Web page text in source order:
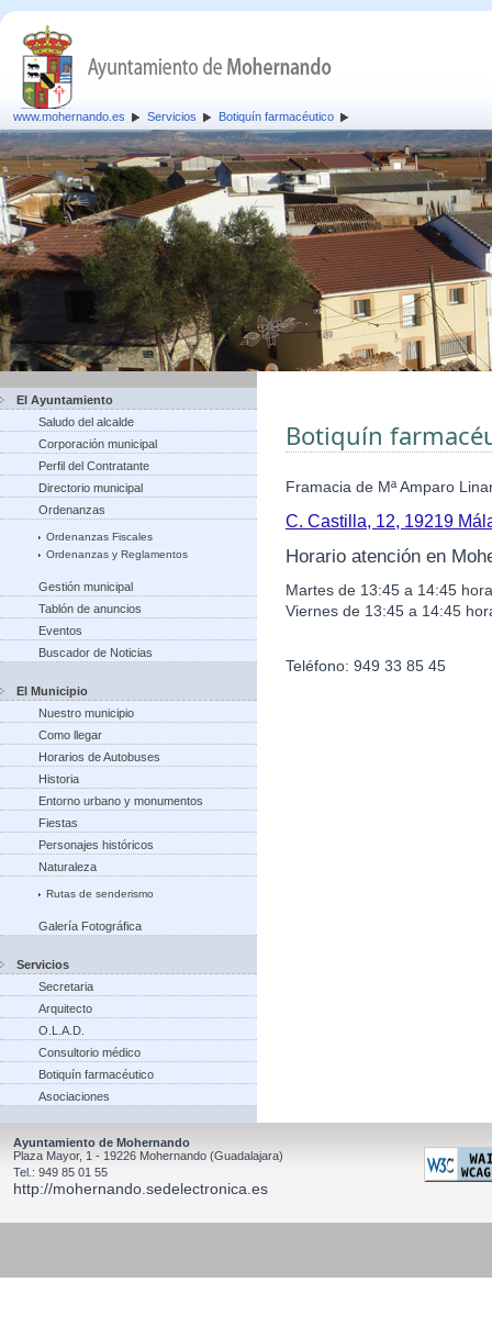
www.mohernando.es Servicios Botiquín farmacéutico
El Ayuntamiento
Saludo del alcalde
Corporación municipal
Perfil del Contratante
Directorio municipal
Ordenanzas
Ordenanzas Fiscales
Ordenanzas y Reglamentos
Gestión municipal
Tablón de anuncios
Eventos
Buscador de Noticias
El Municipio
Nuestro municipio
Como llegar
Horarios de Autobuses
Historia
Entorno urbano y monumentos
Fiestas
Personajes históricos
Naturaleza
Rutas de senderismo
Galería Fotográfica
Servicios
Secretaria
Arquitecto
O.L.A.D.
Consultorio médico
Botiquín farmacéutico
Asociaciones
Botiquín
Framacia de Mª Amparo
C. Castilla, 12, 19219
Horario atención en
Martes de 13:45 a 14:45
Viernes de 13:45 a 14:45
Teléfono: 949 33 85 45
Ayuntamiento de Mohernando
Plaza Mayor, 1 - 19226 Mohernando (Guadalajara)
Tel.: 949 85 01 55
http://mohernando.sedelectronica.es